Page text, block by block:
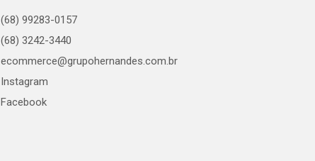
(68) 99283-0157
(68) 3242-3440
ecommerce@grupohernandes.com.br
Instagram
Facebook